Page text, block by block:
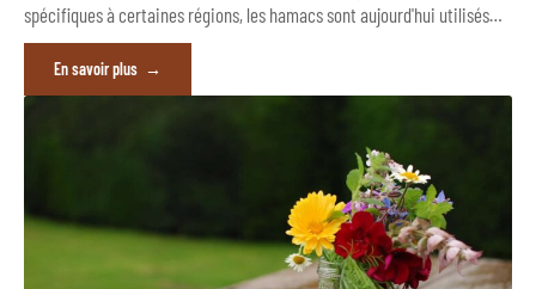
spécifiques à certaines régions, les hamacs sont aujourd'hui utilisés…
En savoir plus